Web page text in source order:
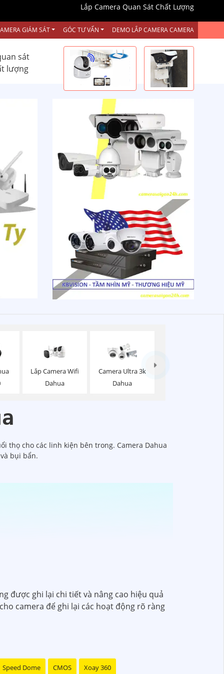
Lắp Camera Quan Sát Chất Lượng
GIÁM SÁT GÓC TƯ VẤN DEMO LẮP CAMERA CAMERA
sát
lượng
Lắp Camera Wifi
Dahua
Camera Ultra 3k
Dahua
thọ cho các linh kiện bên trong. Camera Dahua
bụi bẩn.
được ghi lại chi tiết và nâng cao hiệu quả
camera để ghi lại các hoạt động rõ ràng
Speed Dome CMOS Xoay 360